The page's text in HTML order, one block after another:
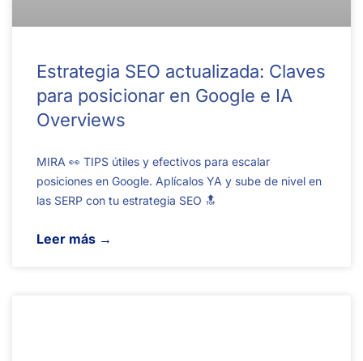
Estrategia SEO actualizada: Claves
para posicionar en Google e IA
Overviews
MIRA 👀 TIPS útiles y efectivos para escalar
posiciones en Google. Aplícalos YA y sube de nivel en
las SERP con tu estrategia SEO 🔝
Leer más →